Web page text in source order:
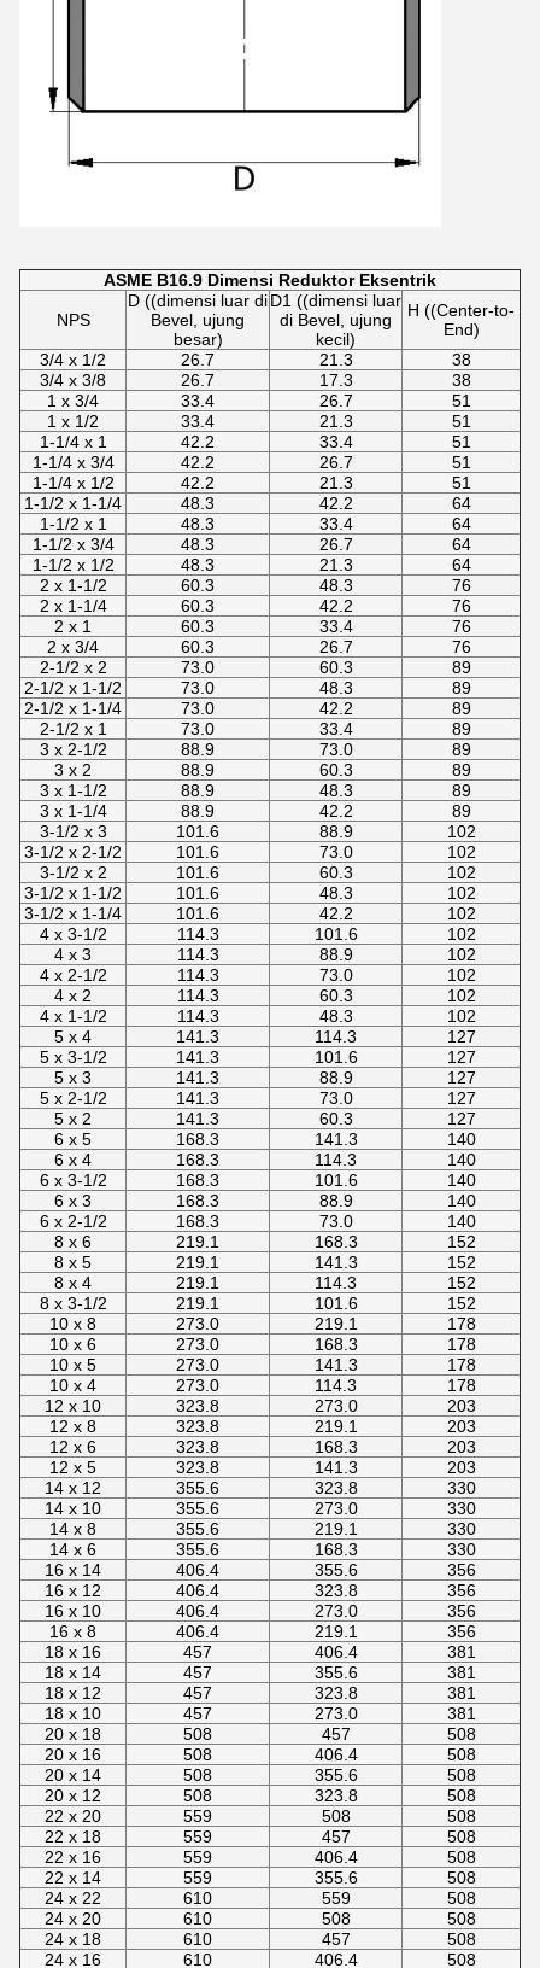
ASME B16.9 Dimensi Reduktor Eksentrik
NPS
D ((dimensi luar di
Bevel, ujung
besar)
D1 ((dimensi luar
di Bevel, ujung
kecil)
H ((Center-to-
End)
3/4 x 1/2
26.7 21.3
38
3/4 x 3/8
26.7 17.3
38
1 x 3/4
33.4 26.7
51
1 x 1/2
33.4 21.3
51
1-1/4 x 1
42.2 33.4
51
1-1/4 x 3/4
42.2 26.7
51
1-1/4 x 1/2
42.2 21.3
51
1-1/2 x 1-1/4
48.3 42.2
64
1-1/2 x 1
48.3 33.4
64
1-1/2 x 3/4
48.3 26.7
64
1-1/2 x 1/2
48.3 21.3
64
2 x 1-1/2
60.3 48.3
76
2 x 1-1/4
60.3 42.2
76
2 x 1
60.3 33.4
76
2 x 3/4
60.3 26.7
76
2-1/2 x 2
73.0 60.3
89
2-1/2 x 1-1/2
73.0 48.3
89
2-1/2 x 1-1/4
73.0 42.2
89
2-1/2 x 1
73.0 33.4
89
3 x 2-1/2
88.9 73.0
89
3 x 2
88.9 60.3
89
3 x 1-1/2
88.9 48.3
89
3 x 1-1/4
88.9 42.2
89
3-1/2 x 3
101.6 88.9
102
3-1/2 x 2-1/2
101.6 73.0
102
3-1/2 x 2
101.6 60.3
102
3-1/2 x 1-1/2
101.6 48.3
102
3-1/2 x 1-1/4
101.6 42.2
102
4 x 3-1/2
114.3 101.6
102
4 x 3
114.3 88.9
102
4 x 2-1/2
114.3 73.0
102
4 x 2
114.3 60.3
102
4 x 1-1/2
114.3 48.3
102
5 x 4
141.3 114.3
127
5 x 3-1/2
141.3 101.6
127
5 x 3
141.3 88.9
127
5 x 2-1/2
141.3 73.0
127
5 x 2
141.3 60.3
127
6 x 5
168.3 141.3
140
6 x 4
168.3 114.3
140
6 x 3-1/2
168.3 101.6
140
6 x 3
168.3 88.9
140
6 x 2-1/2
168.3 73.0
140
8 x 6
219.1 168.3
152
8 x 5
219.1 141.3
152
8 x 4
219.1 114.3
152
8 x 3-1/2
219.1 101.6
152
10 x 8
273.0 219.1
178
10 x 6
273.0 168.3
178
10 x 5
273.0 141.3
178
10 x 4
273.0 114.3
178
12 x 10
323.8 273.0
203
12 x 8
323.8 219.1
203
12 x 6
323.8 168.3
203
12 x 5
323.8 141.3
203
14 x 12
355.6 323.8
330
14 x 10
355.6 273.0
330
14 x 8
355.6 219.1
330
14 x 6
355.6 168.3
330
16 x 14
406.4 355.6
356
16 x 12
406.4 323.8
356
16 x 10
406.4 273.0
356
16 x 8
406.4 219.1
356
18 x 16
457 406.4
381
18 x 14
457 355.6
381
18 x 12
457 323.8
381
18 x 10
457 273.0
381
20 x 18
508 457
508
20 x 16
508 406.4
508
20 x 14
508 355.6
508
20 x 12
508 323.8
508
22 x 20
559 508
508
22 x 18
559 457
508
22 x 16
559 406.4
508
22 x 14
559 355.6
508
24 x 22
610 559
508
24 x 20
610 508
508
24 x 18
610 457
508
24 x 16
610 406.4
508